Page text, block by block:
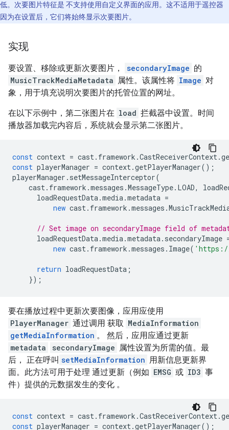
低。次要图片特征是 不支持使用自定义界面的应用。这不适用于遥控器
因为在设置后，它们将始终显示次要图片。
实现
要设置、移除或更新次要图片， secondaryImage 的
MusicTrackMediaMetadata 属性。该属性将 Image 对
象，用于填充说明次要图片的托管位置的网址。
在以下示例中，第二张图片在 load 拦截器中设置。时间
播放器加载完内容后，系统就会显示第二张图片。
const context = cast. framework .CastReceiverContext.
const playerManager = context.getPlayerManager();
playerManager . setMessageInterceptor(
cast. framework .messages .MessageType. LOAD,
loadRequestData.media.metadata =
new cast. framework .messages .
// Set image on secondaryImage field of
loadRequestData.media.metadata. secondaryImage
new cast. framework .messages . Image( 'https://
return loadRequestData ;
});
要在播放过程中更新次要图像，应用应使用
PlayerManager 通过调用 获取 MediaInformation
getMediaInformation 。 然后，应用应通过更新
metadata
secondaryImage 属性设置为所需的值。最
后， 正在呼叫 setMediaInformation 用新信息更新界
面。此方法可用于处理 通过更新（例如 EMSG 或 ID3 事
件）提供的元数据发生的变化 。
const context = cast. framework .CastReceiverContext.
const playerManager = context.getPlayerManager();